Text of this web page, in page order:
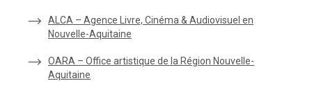
ALCA – Agence Livre, Cinéma & Audiovisuel en
Nouvelle-Aquitaine
OARA – Office artistique de la Région Nouvelle-
Aquitaine